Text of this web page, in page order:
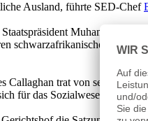
Ausland, führte SED-Chef
Muhammad
schwarzafrikanischen
Callaghan trat von seinem
für das Sozialwesen, für